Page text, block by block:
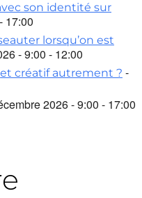
son identité sur
17:00
lorsqu’on est
- 9:00 - 12:00
créatif autrement ? -
2026 - 9:00 - 17:00